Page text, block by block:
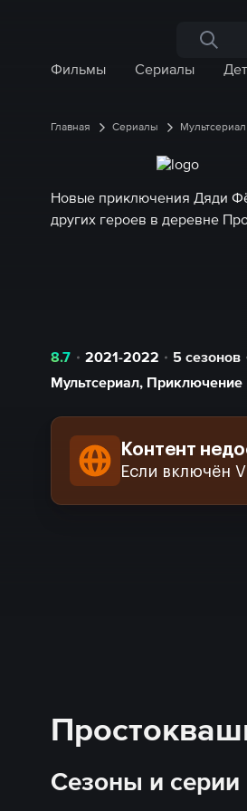
Поиск
Фильмы
Сериалы
Главная Сериалы Мультсериал
Новые приключения Дяди
других героев в деревне
8.7 2021-2022 5 сезонов
Мультсериал, Приключение
Контент
Если включён
Сезоны и серии